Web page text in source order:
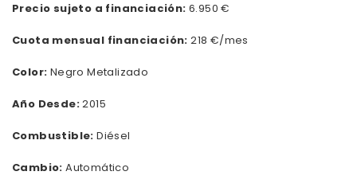
Precio sujeto a financiación: 6.950 €
Cuota mensual financiación: 218 €/mes
Color: Negro Metalizado
Año Desde:2015
Combustible: Diésel
Cambio: Automático